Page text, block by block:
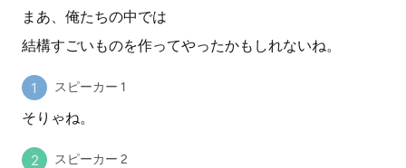
まあ、俺たちの中では
結構すごいものを作ってやったかもしれないね。
スピーカー 1
そりゃね。
スピーカー 2